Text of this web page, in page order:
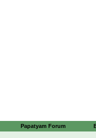
Papatyam Forum